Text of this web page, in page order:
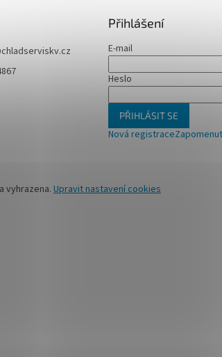
chladserviskv.cz
Přihlášení
E-mail
Heslo
PŘIHLÁSIT SE
Nová registrace
vyhrazena. Upravit nastavení cookies